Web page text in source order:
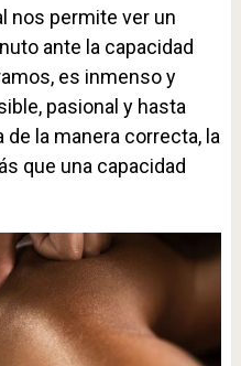
nos permite ver un
ante la capacidad
es inmenso y
pasional y hasta
la manera correcta, la
que una capacidad